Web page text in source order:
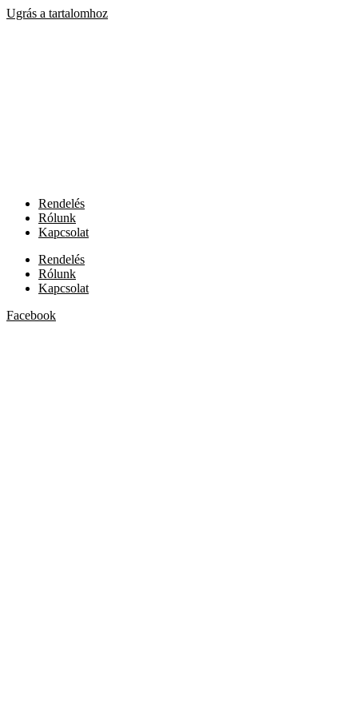
Ugrás a tartalomhoz
Rendelés
Rólunk
Kapcsolat
Rendelés
Rólunk
Kapcsolat
Facebook